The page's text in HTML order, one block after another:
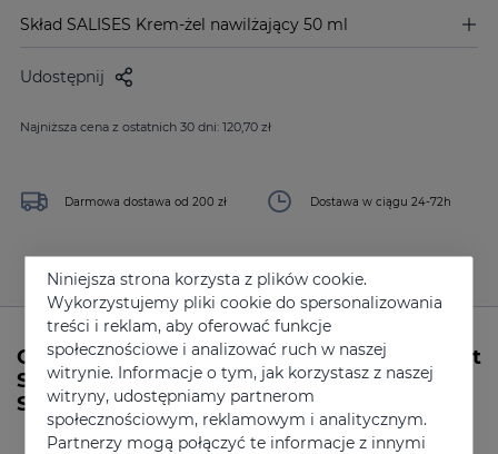
Skład SALISES Krem-żel nawilżający 50 ml
Udostępnij
Najniższa cena z ostatnich 30 dni: 120,70 zł
Darmowa dostawa od 200 zł Dostawa w ciągu 24-72h
Czy potrzebujesz więcej informacji na temat
SALISES Krem-żel nawilżający 50 ml firmy
Sesderma?
Niniejsza strona korzysta z plików cookie.
Wykorzystujemy pliki cookie do spersonalizowania
treści i reklam, aby oferować funkcje
społecznościowe i analizować ruch w naszej
witrynie. Informacje o tym, jak korzystasz z naszej
witryny, udostępniamy partnerom
społecznościowym, reklamowym i analitycznym.
Partnerzy mogą połączyć te informacje z innymi